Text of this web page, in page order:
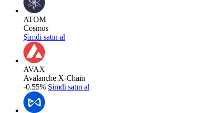
ATOM
Cosmos
Şimdi satın al
AVAX
Avalanche X-Chain
-0.55% Şimdi satın al